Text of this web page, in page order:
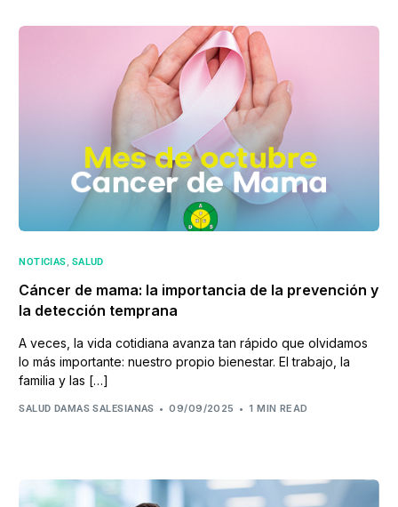
NOTICIAS, SALUD
Cáncer de mama: la importancia de la prevención y
la detección temprana
A veces, la vida cotidiana avanza tan rápido que olvidamos
lo más importante: nuestro propio bienestar. El trabajo, la
familia y las […]
SALUD DAMAS SALESIANAS 09/09/2025 1 MIN READ